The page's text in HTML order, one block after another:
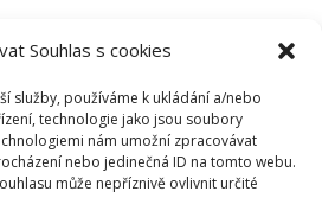
Souhlas s cookies
služby, používáme k ukládání a/nebo
technologie jako jsou soubory
nám umožní zpracovávat
nebo jedinečná ID na tomto webu.
může nepříznivě ovlivnit určité